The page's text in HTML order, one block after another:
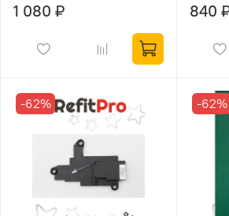
1 080 ₽ 840
-62% -62%